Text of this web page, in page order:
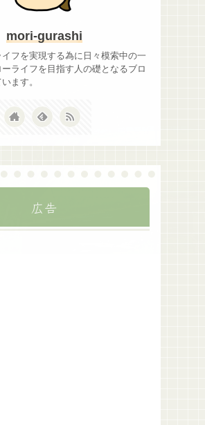
mori-gurashi
フを実現する為に日々模索中の一
ライフを目指す人の礎となるブロ
ます。
広告